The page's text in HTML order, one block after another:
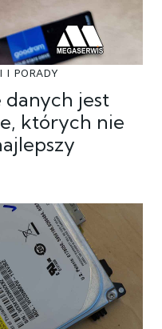
I PORADY
danych jest
których nie